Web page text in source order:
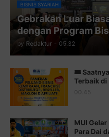
Juz 11 ⇨http://j.mp/2bHf80y
Juz 13 ⇨http://j.mp/2bFTiKQ
Juz 14 ⇨http://j.mp/2b8SUTA
Juz 15 ⇨http://j.mp/2bFRQIM
Juz 17 ⇨http://j.mp/2brHsFz
BISNIS SYARIAH
Gebrakan Luar
dengan Program
by Redaktur - 05.32
🎟️
Terbaik di
00.45
MUI
Para Dai